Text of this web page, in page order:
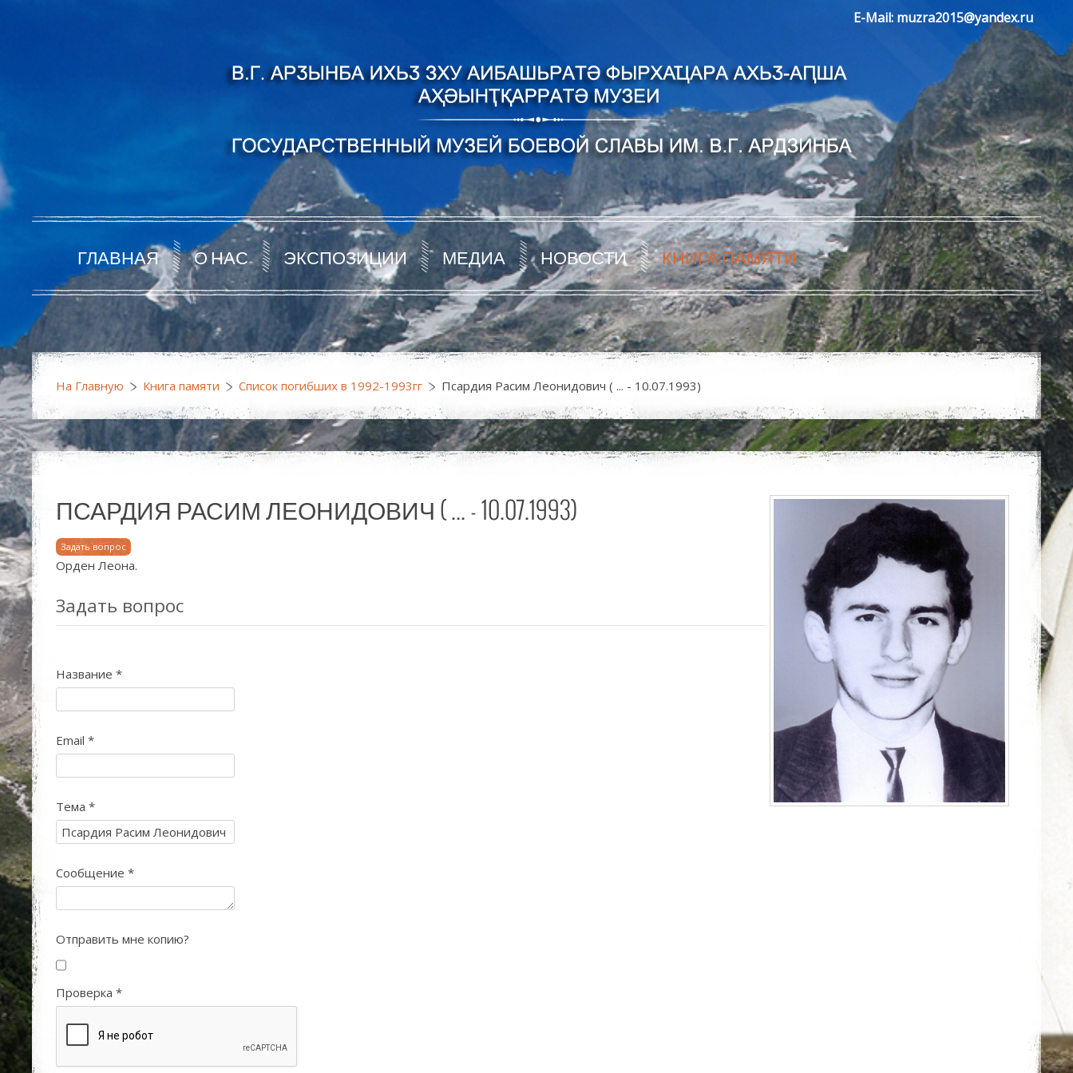
E-Mail: muzra2015@yandex.ru
ГЛАВНАЯ О НАС ЭКСПОЗИЦИИ МЕДИА НОВОСТИ КНИГА ПАМЯТИ
На Главную Книга памяти Список погибших в 1992-1993гг Псардия Расим Леонидович ( ... - 10.07.1993)
ПСАРДИЯ РАСИМ ЛЕОНИДОВИЧ ( ... - 10.07.1993)
Задать вопрос
Орден Леона.
Задать вопрос
Название *
Email *
Тема *
Сообщение *
Отправить мне копию?
Проверка *